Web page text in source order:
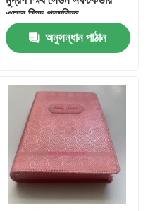
ওয়েব ফিড প্রযুক্তি
অনুসন্ধান পাঠান